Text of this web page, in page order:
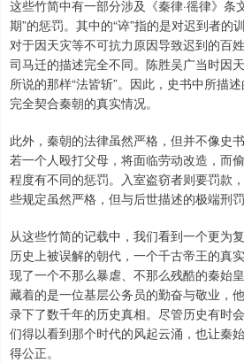
这些竹简中有一部分涉及《秦律·徭律》条
期”的惩罚。其中的“谇”指的是对迟到者的
对于因天灾等不可抗力原因导致迟到的百
司马迁的描述完全不同。陈胜吴广当时因
所说的那样“法皆斩”。因此，史书中所描
完全契合秦朝的真实情况。
此外，秦朝的法律虽然严格，但并不像史
若一个人殴打父母，将面临劳动改造，而
程度有不同的惩罚。入室盗窃者则要罚款
些规定虽然严格，但与后世描述的极端刑
从这些竹简的记载中，我们看到一个更为
历史上被误解的朝代，一个千古帝王的真
现了一个不那么暴虐、不那么残酷的秦始
藏着的是一位基层公务员的勤奋与敬业，
录下了数千年的历史真相。尽管历史有时
们得以看到那个时代的风起云涌，也让秦
得公正。